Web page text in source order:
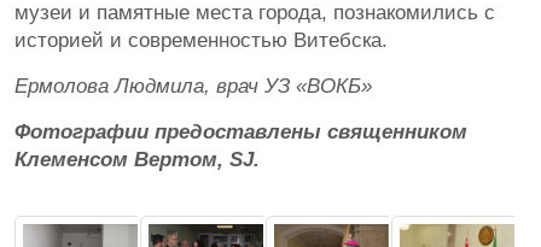
музеи и памятные места города, познакомились с
историей и современностью Витебска.
Ермолова Людмила, врач УЗ «ВОКБ»
Фотографии предоставлены священником
Клеменсом Вертом, SJ.